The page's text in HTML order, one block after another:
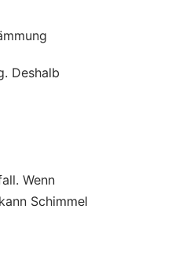
Deshalb
Wenn
Schimmel